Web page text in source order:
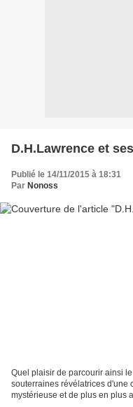
D.H.Lawrence et
Publié le 14/11/2015 à 18:31
Par Nonoss
Quel plaisir de parcourir ainsi
souterraines révélatrices d'une
mystérieuse et de plus en plus